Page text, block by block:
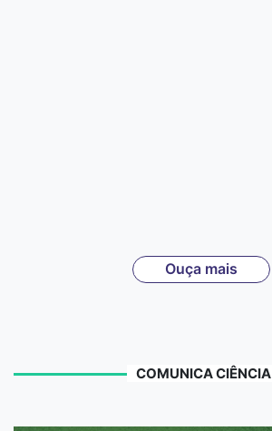
Ouça mais
COMUNICA CIÊNCIA